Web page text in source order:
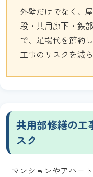
外壁だけでなく、
段・共用廊下・鉄
で、足場代を節約
工事のリスクを減
共用部修繕の工
スク
マンションやアパー